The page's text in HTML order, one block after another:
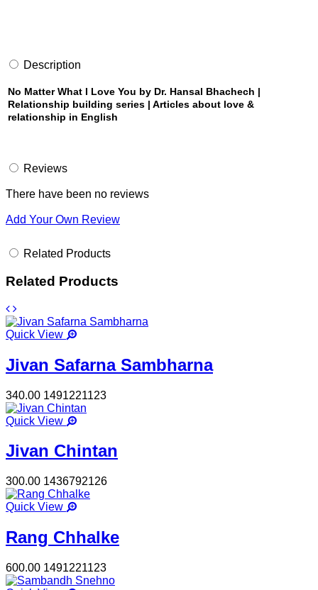
Description
No Matter What I Love You by Dr. Hansal Bhachech |
Relationship building series | Articles about love &
relationship in English
Reviews
There have been no reviews
Add Your Own Review
Related Products
Related Products
Quick View
Jivan Safarna Sambharna
340.00 1491221123
Quick View
Jivan Chintan
300.00 1436792126
Quick View
Rang Chhalke
600.00 1491221123